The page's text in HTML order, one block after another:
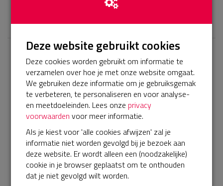
Laatste donaties
Bekijk alle
€ 15
Peter
10-09-2024 | 21:48
Prachtig initiatief Léon! Zet 'm op! 🙌🏻
€ 15
Deze website gebruikt cookies
Deze cookies worden gebruikt om informatie te
verzamelen over hoe je met onze website omgaat.
We gebruiken deze informatie om je gebruiksgemak
te verbeteren, te personaliseren en voor analyse-
en meetdoeleinden. Lees onze privacy
voorwaarden voor meer informatie.
Als je kiest voor 'alle cookies afwijzen' zal je
informatie niet worden gevolgd bij je bezoek aan
deze website. Er wordt alleen een (noodzakelijke)
cookie in je browser geplaatst om te onthouden
dat je niet gevolgd wilt worden.